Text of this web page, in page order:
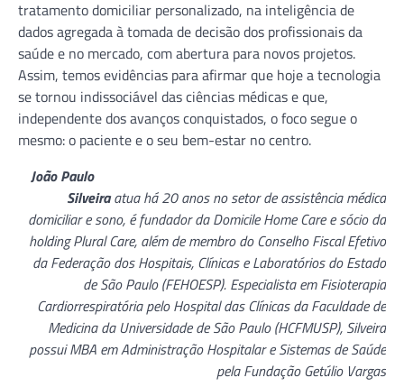
tratamento domiciliar personalizado, na inteligência de
dados agregada à tomada de decisão dos profissionais da
saúde e no mercado, com abertura para novos projetos.
Assim, temos evidências para afirmar que hoje a tecnologia
se tornou indissociável das ciências médicas e que,
independente dos avanços conquistados, o foco segue o
mesmo: o paciente e o seu bem-estar no centro.
João Paulo
Silveiraatua há 20 anos no setor de assistência médica
domiciliar e sono, é fundador da Domicile Home Care e sócio da
holding Plural Care, além de membro do Conselho Fiscal Efetivo
da Federação dos Hospitais, Clínicas e Laboratórios do Estado
de São Paulo (FEHOESP). Especialista em Fisioterapia
Cardiorrespiratória pelo Hospital das Clínicas da Faculdade de
Medicina da Universidade de São Paulo (HCFMUSP), Silveira
possui MBA em Administração Hospitalar e Sistemas de Saúde
pela Fundação Getúlio Vargas